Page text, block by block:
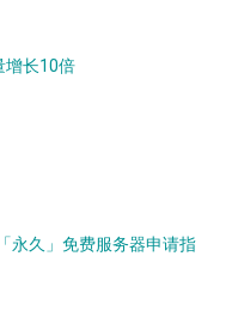
增长10倍
永久」免费服务器申请指